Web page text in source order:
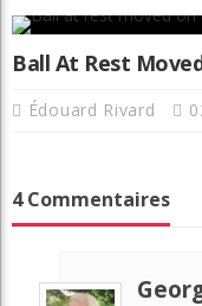
Ball At Rest
Édouard Rivard
4 Commentaires